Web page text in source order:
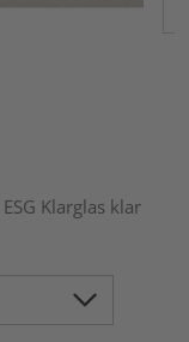
Klarglas klar